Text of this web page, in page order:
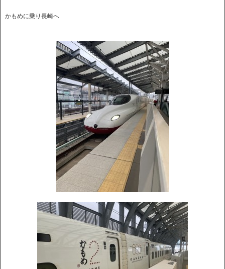
かもめに乗り長崎へ